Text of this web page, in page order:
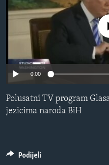
MAGAZIN
O GLASU AMERIKE
Learning English
PRATITE NAS
No media
0:00
Polusatni TV program
jezicima naroda BiH
Podijeli